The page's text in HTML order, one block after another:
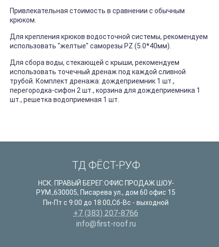
Привлекательная стоимость в сравнении с обычным
крюком.
Для крепления крюков водосточной системы, рекомендуем
использовать "желтые" саморезы PZ (5.0*40мм).
Для сбора воды, стекающей с крыши, рекомендуем
использовать точечный дренаж под каждой сливной
трубой. Комплект дренажа: дождеприемник 1 шт.,
перегородка-сифон 2 шт., корзина для дождеприемника 1
шт., решетка водоприемная 1 шт.
ТД ФЁСТ-РУФ
НСК. ПРАВЫЙ БЕРЕГ:ОФИС ПРОДАЖ ШОУ-
РУМ. ,630005, Писарева ул., дом 60 офис 15
Пн-Пт с 9:00 до 18:00,Сб-Вс - выходной
+7 (383) 207-8766
info@first-roof.ru